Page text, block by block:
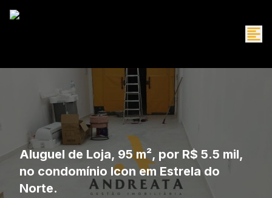
Aluguel de Loja, 95 m², por R$ 5.5 mil,
no condomínio Icon em Estrela do
Norte.